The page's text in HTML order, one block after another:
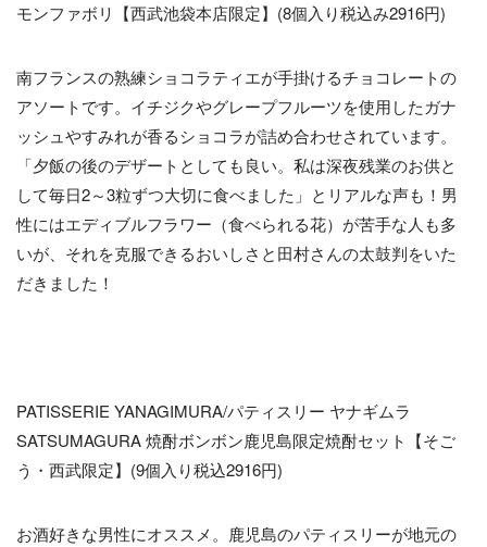
モンファボリ【西武池袋本店限定】(8個入り税込み2916円)
南フランスの熟練ショコラティエが手掛けるチョコレートの
アソートです。イチジクやグレープフルーツを使用したガナ
ッシュやすみれが香るショコラが詰め合わせされています。
「夕飯の後のデザートとしても良い。私は深夜残業のお供と
して毎日2～3粒ずつ大切に食べました」とリアルな声も！男
性にはエディブルフラワー（食べられる花）が苦手な人も多
いが、それを克服できるおいしさと田村さんの太鼓判をいた
だきました！
PATISSERIE YANAGIMURA/パティスリー ヤナギムラ
SATSUMAGURA 焼酎ボンボン鹿児島限定焼酎セット【そご
う・西武限定】(9個入り税込2916円)
お酒好きな男性にオススメ。鹿児島のパティスリーが地元の